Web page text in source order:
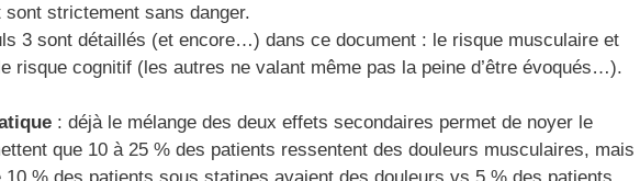
strictement sans danger.
3 sont détaillés (et encore…) dans ce document : le risque musculaire et
risque cognitif (les autres ne valant même pas la peine d’être évoqués…).
: déjà le mélange des deux effets secondaires permet de noyer le
que 10 à 25 % des patients ressentent des douleurs musculaires, mais